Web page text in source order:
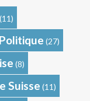
(11)
Politique (27)
(8)
Suisse (11)